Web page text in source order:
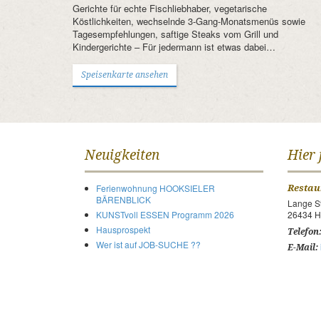
Gerichte für echte Fischliebhaber, vegetarische
Köstlichkeiten, wechselnde 3-Gang-Monatsmenüs sowie
Tagesempfehlungen, saftige Steaks vom Grill und
Kindergerichte – Für jedermann ist etwas dabei…
Speisenkarte ansehen
Neuigkeiten
Ferienwohnung HOOKSIELER
BÄRENBLICK
KUNSTvoll ESSEN Programm 2026
Hausprospekt
Wer ist auf JOB-SUCHE ??
Hier
Lange
26434
Telefon:
E-Mail: